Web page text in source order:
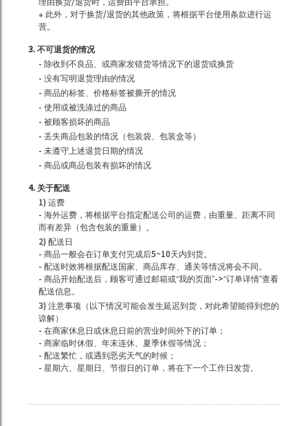
※ 此外，对于换货/退货的其他政策，将根据平台使用条款进行运
营。
3. 不可退货的情况
- 除收到不良品、或商家发错货等情况下的退货或换货
- 没有写明退货理由的情况
- 商品的标签、价格标签被撕开的情况
- 使用或被洗涤过的商品
- 被顾客损坏的商品
- 丢失商品包装的情况（包装袋、包装盒等）
- 未遵守上述退货日期的情况
- 商品或商品包装有损坏的情况
4. 关于配送
1) 运费
- 海外运费，将根据平台指定配送公司的运费，由重量、距离不同
而有差异（包含包装的重量）。
2) 配送日
- 商品一般会在订单支付完成后5~10天内到货。
- 配送时效将根据配送国家、商品库存、通关等情况将会不同。
- 商品开始配送后，顾客可通过邮箱或“我的页面”->“订单详情”查看
配送信息。
3) 注意事项（以下情况可能会发生延迟到货，对此希望能得到您的
谅解）
- 在商家休息日或休息日前的营业时间外下的订单；
- 商家临时休假、年末连休、夏季休假等情况；
- 配送繁忙，或遇到恶劣天气的时候；
- 星期六、星期日、节假日的订单，将在下一个工作日发货。